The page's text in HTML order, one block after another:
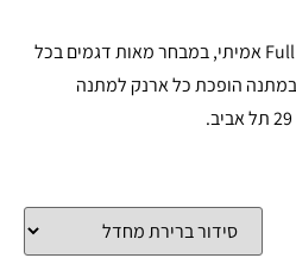
ארנקי נשים מעור איטלקי Full Grain אמיתי, במבחר מאות דגמים בכל
הופכת כל ארנק למתנה